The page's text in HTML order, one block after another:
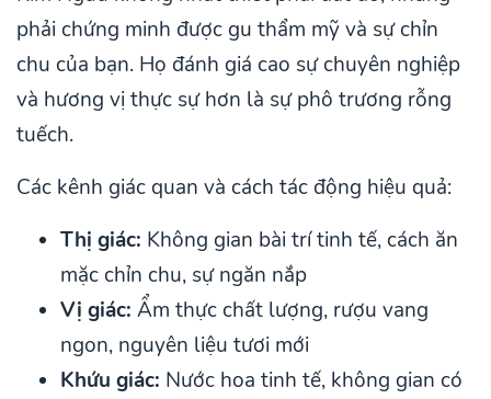
phải chứng minh được gu thẩm mỹ và sự chỉn
chu của bạn. Họ đánh giá cao sự chuyên nghiệp
và hương vị thực sự hơn là sự phô trương rỗng
tuếch.
Các kênh giác quan và cách tác động hiệu quả:
Thị giác: Không gian bài trí tinh tế, cách ăn
mặc chỉn chu, sự ngăn nắp
Vị giác: Ẩm thực chất lượng, rượu vang
ngon, nguyên liệu tươi mới
Khứu giác: Nước hoa tinh tế, không gian có